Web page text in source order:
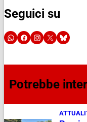
Seguici su
Potrebbe